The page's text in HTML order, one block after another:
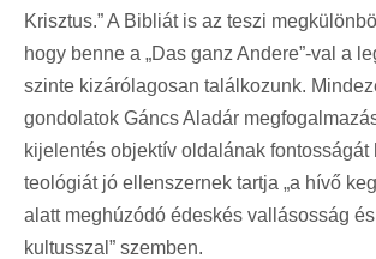
Krisztus.” A Bibliát is az teszi
hogy benne a „Das ganz Andere”-val a
szinte kizárólagosan találkozunk.
gondolatok Gáncs Aladár
kijelentés objektív oldalának fontosságát
teológiát jó ellenszernek tartja „a hívő
alatt meghúzódó édeskés vallásosság
kultusszal” szemben.